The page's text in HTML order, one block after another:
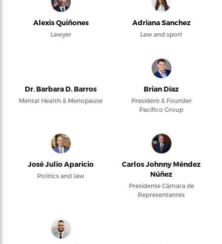
Alexis Quiñones
Lawyer
Adriana Sanchez
Law and sport
Dr. Barbara D. Barros
Mental Health & Menopause
Brian Díaz
President & Founder
Pacifico Group
José Julio Aparicio
Politics and law
Carlos Johnny Méndez
Núñez
Presidente Cámara de
Representantes